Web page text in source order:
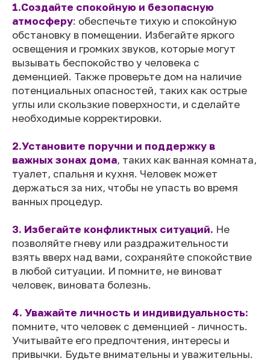
1.Создайте спокойную и безопасную
атмосферу: обеспечьте тихую и спокойную
обстановку в помещении. Избегайте яркого
освещения и громких звуков, которые могут
вызывать беспокойство у человека с
деменцией. Также проверьте дом на наличие
потенциальных опасностей, таких как острые
углы или скользкие поверхности, и сделайте
необходимые корректировки.
2.Установите поручни и поддержку в
важных зонах дома, таких как ванная комната,
туалет, спальня и кухня. Человек может
держаться за них, чтобы не упасть во время
ванных процедур.
3. Избегайте конфликтных ситуаций. Не
позволяйте гневу или раздражительности
взять вверх над вами, сохраняйте спокойствие
в любой ситуации. И помните, не виноват
человек, виновата болезнь.
4. Уважайте личность и индивидуальность:
помните, что человек с деменцией - личность.
Учитывайте его предпочтения, интересы и
привычки. Будьте внимательны и уважительны.